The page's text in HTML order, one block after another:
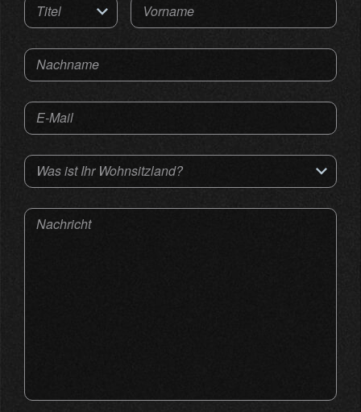
Titel Vorname
Nachname
E-Mail
Was ist Ihr Wohnsitzland?
Nachricht